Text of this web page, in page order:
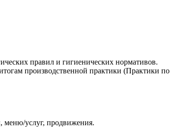
правил и гигиенических нормативов.
производственной практики (Практики по
меню/услуг, продвижения.